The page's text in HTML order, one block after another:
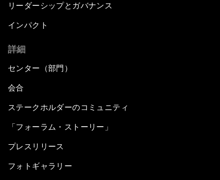
リーダーシップとガバナンス
インパクト
詳細
センター（部門）
会合
ステークホルダーのコミュニティ
「フォーラム・ストーリー」
プレスリリース
フォトギャラリー